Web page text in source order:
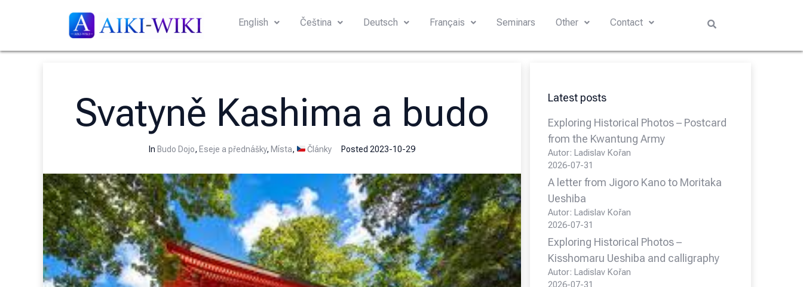
English Čeština Deutsch Français Seminars Other Contact
Svatyně Kashima a budo
In Budo Dojo, Eseje a přednášky, Místa, Články Posted 2023-10-29
Latest posts
Exploring Historical Photos – Postcard
from the Kwantung Army
Autor: Ladislav Kořan
2026-07-31
A letter from Jigoro Kano to Moritaka
Ueshiba
Autor: Ladislav Kořan
2026-07-31
Exploring Historical Photos –
Kisshomaru Ueshiba and calligraphy
Autor: Ladislav Kořan
2026-07-31